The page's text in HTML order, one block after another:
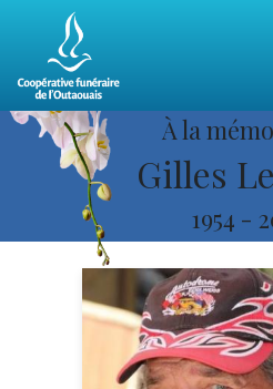
À la
Gilles
1954 -